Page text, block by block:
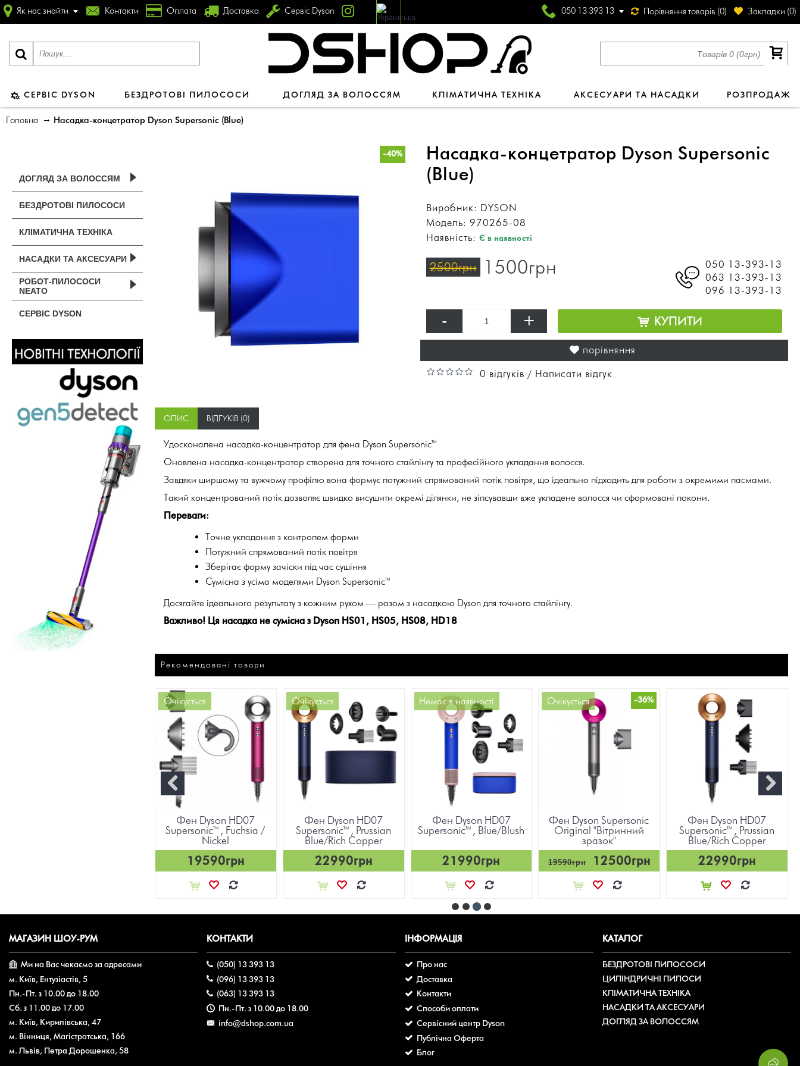
Як нас знайти Контакти Оплата Доставка Сервіс Dyson 050 13 393 13 Порівняння товарів (0) Закладки (0)
Товарів 0 (0грн)
СЕРВІС DYSON БЕЗДРОТОВІ ПИЛОСОСИ ДОГЛЯД ЗА ВОЛОССЯМ КЛІМАТИЧНА ТЕХНІКА АКСЕСУАРИ ТА НАСАДКИ РОЗПРОДАЖ
Головна Насадка-концетратор Dyson Supersonic (Blue)
ДОГЛЯД ЗА ВОЛОССЯМ
БЕЗДРОТОВІ ПИЛОСОСИ
КЛІМАТИЧНА ТЕХНІКА
НАСАДКИ ТА АКСЕСУАРИ
РОБОТ-ПИЛОСОСИ
NEATO
СЕРВІС DYSON
-40%
Насадка-концетратор Dyson Supersonic
(Blue)
Виробник: DYSON
Модель: 970265-08
Наявність: Є в наявності
050 13-393-13
063 13-393-13
096 13-393-13
2500грн 1500грн
- + КУПИТИ
порівняння
0 відгуків / Написати відгук
ОПИС ВІДГУКІВ (0)
Удосконалена насадка-концентратор для фена Dyson Supersonic™
Оновлена насадка-концентратор створена для точного стайлінгу та професійного укладання волосся.
Завдяки ширшому та вужчому профілю вона формує потужний спрямований потік повітря, що ідеально підходить для роботи з окремими пасмами.
Такий концентрований потік дозволяє швидко висушити окремі ділянки, не зіпсувавши вже укладене волосся чи сформовані локони.
Переваги:
Точне укладання з контролем форми
Потужний спрямований потік повітря
Зберігає форму зачіски під час сушіння
Сумісна з усіма моделями Dyson Supersonic™
Досягайте ідеального результату з кожним рухом — разом з насадкою Dyson для точного стайлінгу.
Важливо! Ця насадка не сумісна з Dyson HS01, HS05, HS08, HD18
Рекомендовані товари
Очікується
Фен Dyson HD07
Supersonic™, Fuchsia /
Nickel
19590грн
Очікується
Фен Dyson HD07
Supersonic™, Prussian
Blue/Rich Copper
22990грн
Немає в наявності
Фен Dyson HD07
Supersonic™, Blue/Blush
21990грн
-36%
Очікується
Фен Dyson Supersonic
Original "Вітринний
зразок"
19590грн 12500грн
Фен Dyson HD07
Supersonic™, Prussian
Blue/Rich Copper
22990грн
МАГАЗИН ШОУ-РУМ
Ми на Вас чекаємо за адресами
м. Київ, Ентузіастів, 5
Пн.-Пт. з 10.00 до 18.00
Сб. з 11.00 до 17.00
м. Київ, Кирилівська, 47
м. Вінниця, Магістратська, 166
м. Львів, Петра Дорошенка, 58
КОНТАКТИ
‎(050) 13 393 13
‎(096) 13 393 13
‎(063) 13 393 13
Пн.-Пт. з 10.00 до 18.00
info@dshop.com.ua
ІНФОРМАЦІЯ
Про нас
Доставка
Контакти
Способи оплати
Сервісний центр Dyson
Публічна Оферта
Блог
КАТАЛОГ
БЕЗДРОТОВІ ПИЛОСОСИ
ЦИЛІНДРИЧНІ ПИЛОСИ
КЛІМАТИЧНА ТЕХНІКА
НАСАДКИ ТА АКСЕСУАРИ
ДОГЛЯД ЗА ВОЛОССЯМ